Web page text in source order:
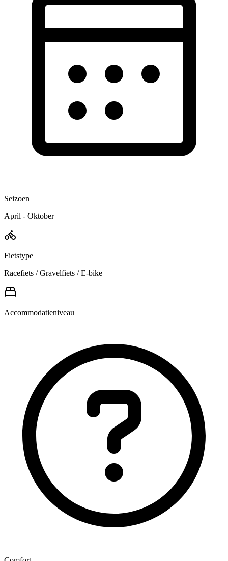
Seizoen
April - Oktober
Fietstype
Racefiets / Gravelfiets / E-bike
Accommodatieniveau